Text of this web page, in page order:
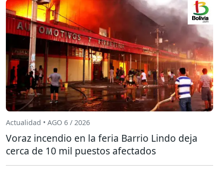
Actualidad • AGO 6 / 2026
Voraz incendio en la feria Barrio Lindo deja
cerca de 10 mil puestos afectados